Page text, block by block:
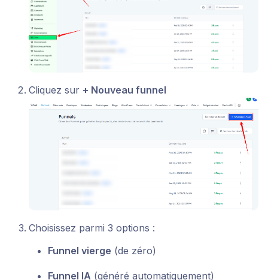
Cliquez sur + Nouveau funnel
Choisissez parmi 3 options :
Funnel vierge (de zéro)
Funnel IA (généré automatiquement)